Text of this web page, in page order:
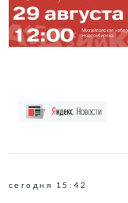
сегодня 15:42